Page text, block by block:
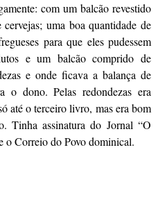
com um balcão revestido
uma boa quantidade de
para que eles pudessem
e um balcão comprido de
e onde ficava a balança de
o dono. Pelas redondezas era
até o terceiro livro, mas era bom
Tinha assinatura do Jornal “O
o Correio do Povo dominical.